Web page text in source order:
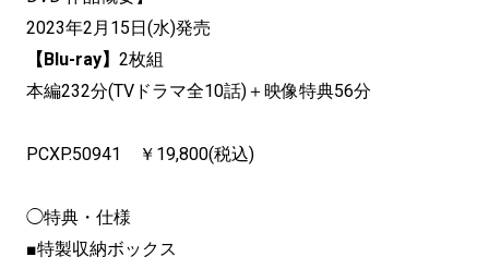
2023年2月15日(水)発売
【Blu-ray】 2枚組
本編232分(TVドラマ全10話)＋映像特典56分
PCXP.50941 ￥19,800(税込)
◯特典・仕様
■特製収納ボックス